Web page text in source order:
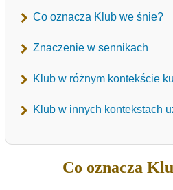
Co oznacza Klub we śnie?
Znaczenie w sennikach
Klub w różnym kontekście
Klub w innych kontekstach
Co oznacza